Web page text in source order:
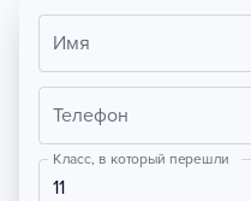
Имя
Телефон
Класс, в который перешли
11